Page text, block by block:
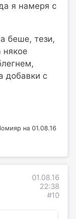
я намеря с
беше, тези,
някое
добавки с
на 01.08.16
01.08.16
22:38
#10